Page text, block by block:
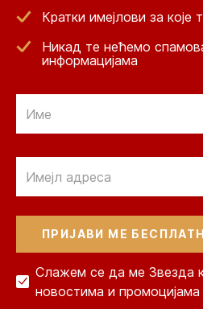
Кратки имејлови за које
Никад те нећемо
информацијама
Слажем се да ме Звезда
новостима и промоцијама